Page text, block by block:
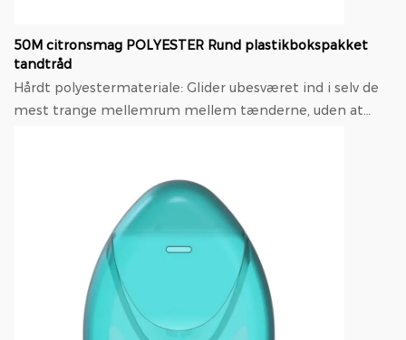
50M citronsmag POLYESTER Rund plastikbokspakket
tandtråd
Hårdt polyestermateriale: Glider ubesværet ind i selv de
mest trange mellemrum mellem tænderne, uden at